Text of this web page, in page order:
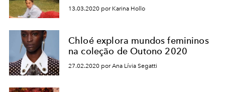
13.03.2020 por Karina Hollo
Chloé explora mundos femininos
na coleção de Outono 2020
27.02.2020 por Ana Lívia Segatti